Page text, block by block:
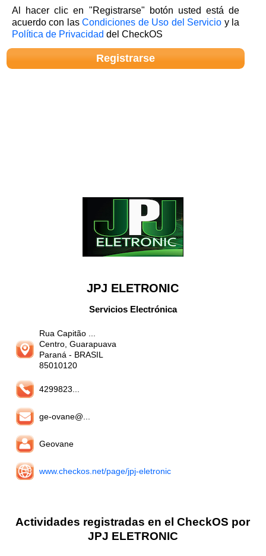
Al hacer clic en "Registrarse" botón usted está de
acuerdo con lasCondiciones de Uso del Servicio y la
Política de Privacidad del CheckOS
JPJ ELETRONIC
Servicios Electrónica
Rua Capitão ...
Centro, Guarapuava
Paraná - BRASIL
85010120
4299823...
ge-ovane@...
Geovane
www.checkos.net/page/jpj-eletronic
Actividades registradas en el CheckOS por
JPJ ELETRONIC